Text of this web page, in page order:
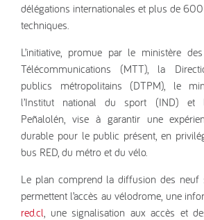
délégations internationales et plus de 600
techniques.
L’initiative, promue par le ministère
Télécommunications (MTT), la
publics métropolitains (DTPM), le
l’Institut national du sport (IND) et
Peñalolén, vise à garantir une
durable pour le public présent, en
bus RED, du métro et du vélo.
Le plan comprend la diffusion des neuf
permettent l’accès au vélodrome, une
red.cl , une signalisation aux accès et